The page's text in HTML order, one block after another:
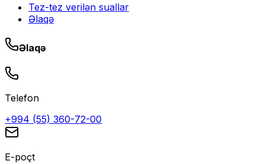
Tez-tez verilən suallar
Əlaqə
Əlaqə
Telefon
+994 (55) 360-72-00
E-poçt